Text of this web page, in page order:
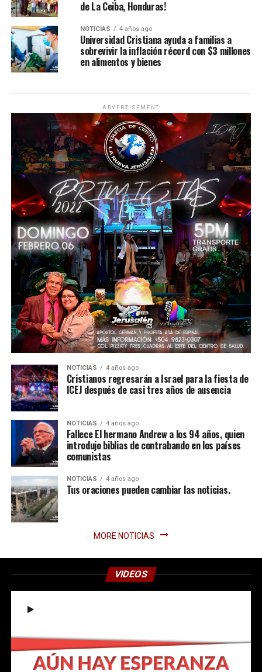
de La Ceiba, Honduras!
NOTICIAS 4 años ago
Universidad Cristiana ayuda a familias a
sobrevivir la inflación récord con $3 millones
en alimentos y bienes
ADVERTISEMENT
NOTICIAS 4 años ago
Cristianos regresarán a Israel para la fiesta de
ICEJ después de casi tres años de ausencia
NOTICIAS 4 años ago
Fallece El hermano Andrew a los 94 años, quien
introdujo biblias de contrabando en los países
comunistas
NOTICIAS 4 años ago
Tus oraciones pueden cambiar las noticias.
MORE NOTICIAS
VIDEOS